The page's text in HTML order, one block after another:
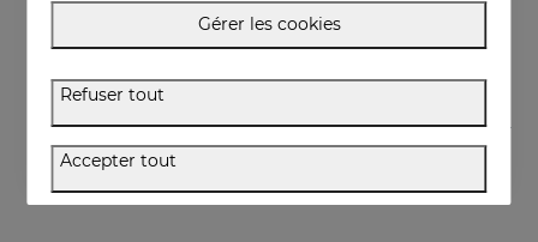
Convient aux peaux grasses ou à tendance acnéique
26.95 € 29.95 €
Gérer les cookies
Refuser tout
Accepter tout